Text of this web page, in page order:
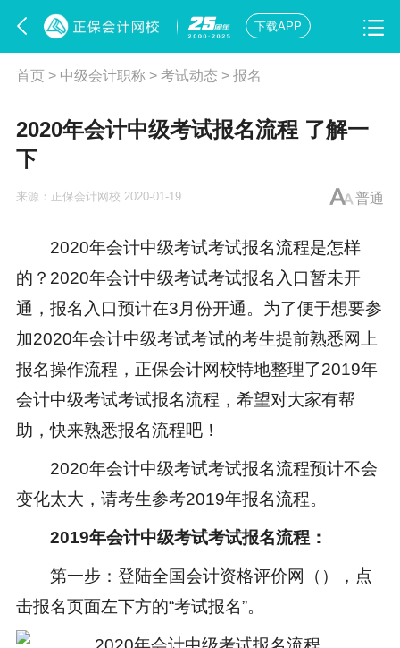
下载APP
首页> 中级会计职称> 考试动态 > 报名
​2020年会计中级考试报名流程 了解一
下
普通
来源： 正保会计网校 2020-01-19
2020年会计中级考试考试报名流程是怎样
的？2020年会计中级考试考试报名入口暂未开
通，报名入口预计在3月份开通。为了便于想要参
加2020年会计中级考试考试的考生提前熟悉网上
报名操作流程，正保会计网校特地整理了2019年
会计中级考试考试报名流程，希望对大家有帮
助，快来熟悉报名流程吧！
2020年会计中级考试考试报名流程预计不会
变化太大，请考生参考2019年报名流程。
2019年会计中级考试考试报名流程：
第一步：登陆全国会计资格评价网（），点
击报名页面左下方的“考试报名”。